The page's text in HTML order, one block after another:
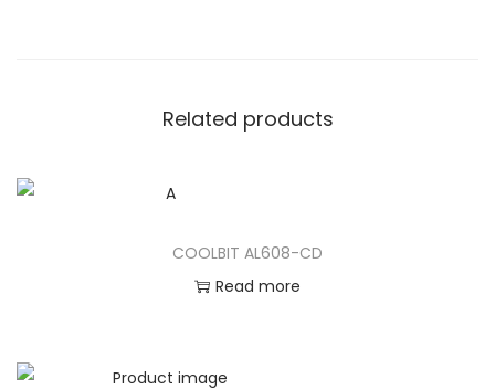
Related products
COOLBIT AL608-CD
Read more